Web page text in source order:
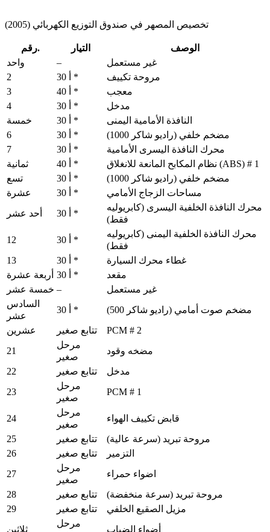
تخصيص المصهر في صندوق التوزيع الكهربائي (2005)
رقم. التيار
الوصف
واحد
–
غير مستعمل
2
30 أ *
مروحة تكييف
3
40 أ *
معجب
4
30 أ *
مدخل
خمسة
30 أ *
النافذة الأمامية اليمنى
6
30 أ *
مضخم خلفي (راديو شاكر 1000)
7
30 أ *
محرك النافذة اليسرى الأمامية
ثمانية
40 أ *
نظام المكابح المانعة للانغلاق (ABS) # 1
تسع
30 أ *
مضخم خلفي (راديو شاكر 1000)
عشرة
30 أ *
مساحات الزجاج الأمامي
أحد عشر
30 أ *
محرك النافذة الخلفية اليسرى (كابريوليه
فقط)
12
30 أ *
محرك النافذة الخلفية اليمنى (كابريوليه
فقط)
13
30 أ *
غطاء محرك السيارة
أربعة عشرة
30 أ *
مقعد
خمسة عشر –
غير مستعمل
السادس
عشر
30 أ *
مضخم صوت أمامي (راديو شاكر 500)
عشرين
تتابع صغير
PCM # 2
21
مرحل
صغير
مضخه وقود
22
تتابع صغير
مدخل
23
مرحل
صغير
PCM # 1
24
مرحل
صغير
قابض تكييف الهواء
25
تتابع صغير
مروحة تبريد (سرعة عالية)
26
تتابع صغير
التزمير
27
مرحل
صغير
اضواء حمراء
28
تتابع صغير
مروحة تبريد (سرعة منخفضة)
29
تتابع صغير
مزيل الصقيع الخلفي
ثلاثين
مرحل
أضواء الضباب